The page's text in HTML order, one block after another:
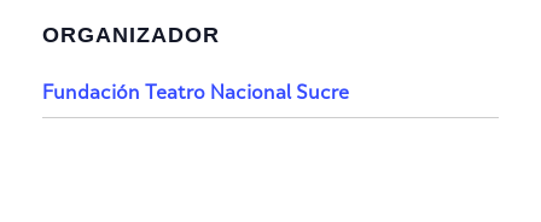
ORGANIZADOR
Fundación Teatro Nacional Sucre